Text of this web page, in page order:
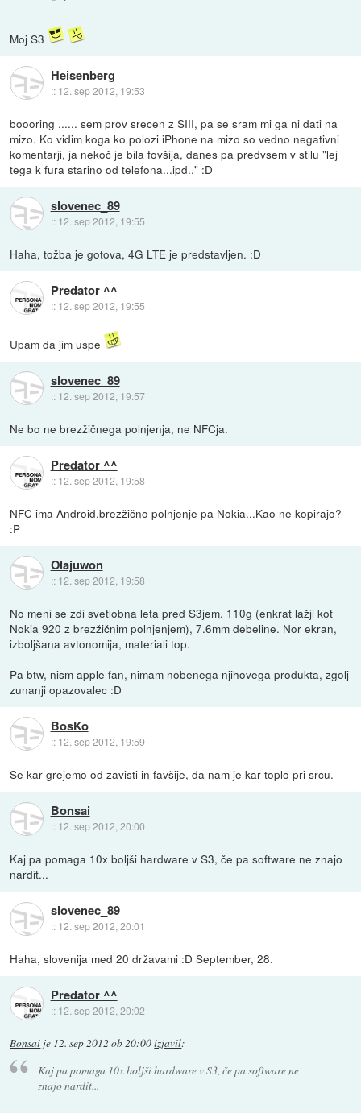
Moj S3
Heisenberg
:: 12. sep 2012, 19:53
boooring ...... sem prov srecen z SIII, pa se sram mi ga ni dati na
mizo. Ko vidim koga ko polozi iPhone na mizo so vedno negativni
komentarji, ja nekoč je bila fovšija, danes pa predvsem v stilu "lej
tega k fura starino od telefona...ipd.." :D
slovenec_89
:: 12. sep 2012, 19:55
Haha, tožba je gotova, 4G LTE je predstavljen. :D
Predator ^^
:: 12. sep 2012, 19:55
Upam da jim uspe
slovenec_89
:: 12. sep 2012, 19:57
Ne bo ne brezžičnega polnjenja, ne NFCja.
Predator ^^
:: 12. sep 2012, 19:58
NFC ima Android,brezžično polnjenje pa Nokia...Kao ne kopirajo?
:P
Olajuwon
:: 12. sep 2012, 19:58
No meni se zdi svetlobna leta pred S3jem. 110g (enkrat lažji kot
Nokia 920 z brezžičnim polnjenjem), 7.6mm debeline. Nor ekran,
izboljšana avtonomija, materiali top.
Pa btw, nism apple fan, nimam nobenega njihovega produkta, zgolj
zunanji opazovalec :D
BosKo
:: 12. sep 2012, 19:59
Se kar grejemo od zavisti in favšije, da nam je kar toplo pri srcu.
Bonsai
:: 12. sep 2012, 20:00
Kaj pa pomaga 10x boljši hardware v S3, če pa software ne znajo
nardit...
slovenec_89
:: 12. sep 2012, 20:01
Haha, slovenija med 20 državami :D September, 28.
Predator ^^
:: 12. sep 2012, 20:02
Bonsai je 12. sep 2012 ob 20:00izjavil:
Kaj pa pomaga 10x boljši hardware v S3, če pa software ne
znajo nardit...